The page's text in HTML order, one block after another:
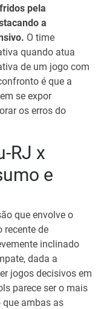
pela
a
O time
quando atua
de um jogo com
é que a
se expor
os erros do
RJ x
e
que envolve o
recente de
inclinado
dada a
jogos decisivos em
parece ser o mais
que ambas as